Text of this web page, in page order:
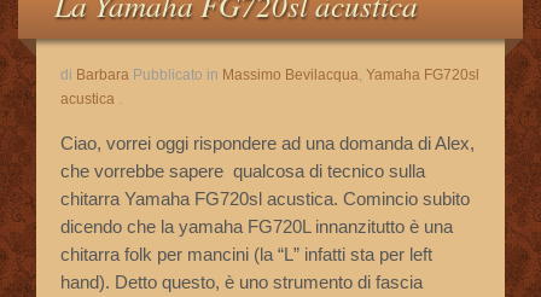
Le Vostre Email
Storie Di Successo
Cookie Policy
Privacy Policy
di Barbara Pubblicato in Massimo Bevilacqua, Yamaha FG720sl
acustica .
Ciao, vorrei oggi rispondere ad una domanda di Alex,
che vorrebbe sapere qualcosa di tecnico sulla
chitarra Yamaha FG720sl acustica. Comincio subito
dicendo che la yamaha FG720L innanzitutto è una
chitarra folk per mancini (la “L” infatti sta per left
hand). Detto questo, è uno strumento di fascia